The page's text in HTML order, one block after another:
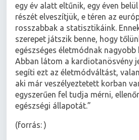
egy év alatt eltűnik, egy éven
részét elveszítjük, e téren az
rosszabbak a statisztikáink.
szerepet játszik benne, hogy
egészséges életmódnak nagyobb
Abban látom a kardiotanösvény
segíti ezt az életmódváltást,
aki már veszélyeztetett korban
egyszerűen fel tudja mérni,
egészségi állapotát.”
(forrás: )